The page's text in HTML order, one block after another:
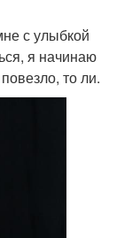
с улыбкой
я начинаю
то ли.